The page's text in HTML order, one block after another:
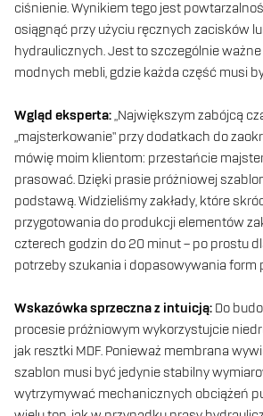
ciśnienie. Wynikiem tego jest
osiągnąć przy użyciu ręcznych zacisków
hydraulicznych. Jest to szczególnie
modnych mebli, gdzie każda część musi
Wgląd eksperta:„Największym zabójcą
„majsterkowanie” przy dodatkach do
mówię moim klientom: przestańcie
prasować. Dzięki prasie próżniowej
podstawą. Widzieliśmy zakłady, które
przygotowania do produkcji elementów
czterech godzin do 20 minut – po prostu
potrzeby szukania i dopasowywania form
Wskazówka sprzeczna z intuicją: Do
procesie próżniowym wykorzystujcie
jak resztki MDF. Ponieważ membrana
szablon musi być jedynie stabilny
wytrzymywać mechanicznych obciążeń